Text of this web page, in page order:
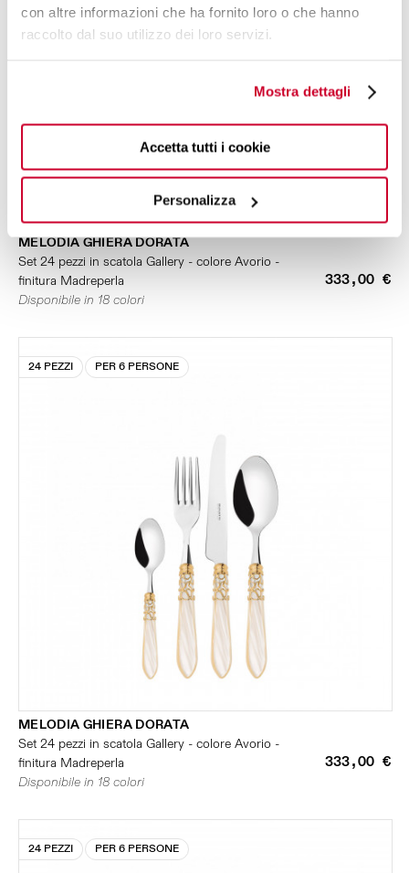
con altre informazioni che ha fornito loro o che hanno
raccolto dal suo utilizzo dei loro servizi.
Mostra dettagli
Accetta tutti i cookie
Personalizza
MELODIA GHIERA DORATA
Set 24 pezzi in scatola Gallery - colore Avorio -
finitura Madreperla
333,00 €
Disponibile in 18 colori
24 PEZZI PER 6 PERSONE
MELODIA GHIERA DORATA
Set 24 pezzi in scatola Gallery - colore Avorio -
finitura Madreperla
333,00 €
Disponibile in 18 colori
24 PEZZI PER 6 PERSONE